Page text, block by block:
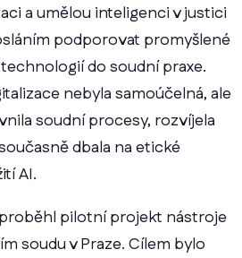
a umělou inteligenci v justici
podporovat promyšlené
do soudní praxe.
nebyla samoúčelná, ale
soudní procesy, rozvíjela
dbala na etické
AI.
pilotní projekt nástroje
soudu v Praze. Cílem bylo